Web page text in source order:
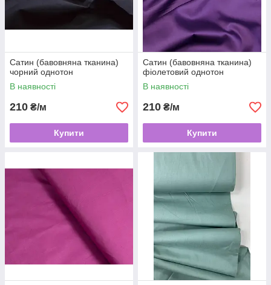
Сатин (бавовняна тканина)
чорний однотон
В наявності
210 ₴/м
Купити
Сатин (бавовняна тканина)
фіолетовий однотон
В наявності
210 ₴/м
Купити